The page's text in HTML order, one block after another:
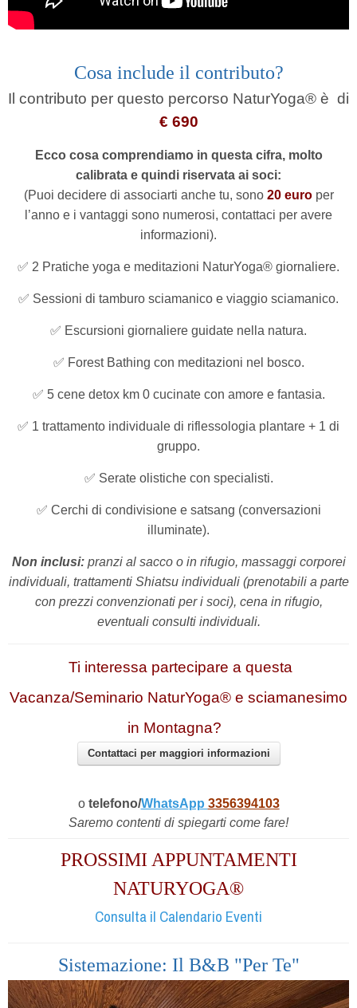
Cosa include il contributo?
Il contributo per questo percorso NaturYoga® è di
€ 690
Ecco cosa comprendiamo in questa cifra, molto
calibrata e quindi riservata ai soci:
(Puoi decidere di associarti anche tu, sono 20 europer
l’anno e i vantaggi sono numerosi, contattaci per avere
informazioni).
✅ 2 Pratiche yoga e meditazioni NaturYoga® giornaliere.
✅ Sessioni di tamburo sciamanico e viaggio sciamanico.
✅ Escursioni giornaliere guidate nella natura.
✅ Forest Bathing con meditazioni nel bosco.
✅ 5 cene detox km 0 cucinate con amore e fantasia.
✅ 1 trattamento individuale di riflessologia plantare + 1 di
gruppo.
✅ Serate olistiche con specialisti.
✅ Cerchi di condivisione e satsang (conversazioni
illuminate).
Non inclusi:pranzi al sacco o in rifugio, massaggi corporei
individuali, trattamenti Shiatsu individuali (prenotabili a parte
con prezzi convenzionati per i soci), cena in rifugio,
eventuali consulti individuali.
Ti interessa partecipare a questa
Vacanza/Seminario NaturYoga® e sciamanesimo
in Montagna?
Contattaci per maggiori informazioni
o telefono/WhatsApp 3356394103
Saremo contenti di spiegarti come fare!
PROSSIMI APPUNTAMENTI
NATURYOGA®
Consulta il Calendario Eventi
Sistemazione: Il B&B "Per Te"